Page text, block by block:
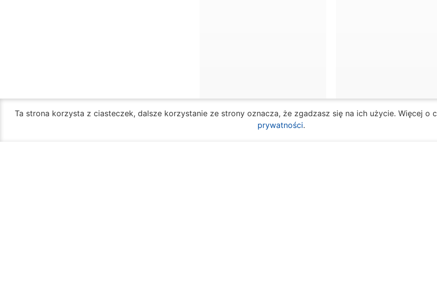
Ta strona korzysta z ciasteczek, dalsze korzystanie ze strony oznacza, że zgadzasz się na ich użycie. Więcej o
prywatności.